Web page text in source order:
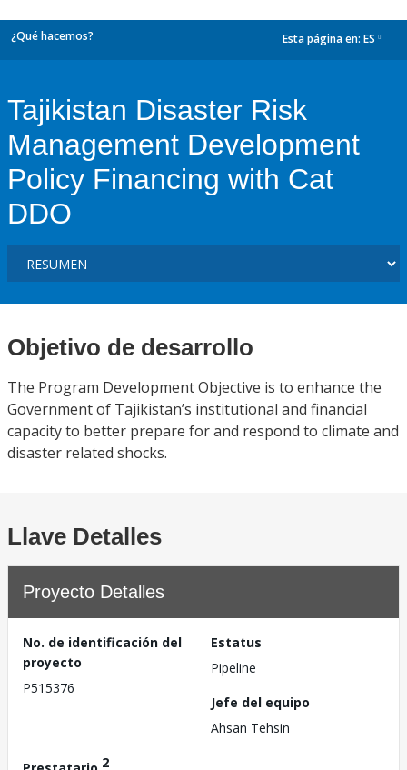
¿Qué hacemos? Esta página en: ES
Tajikistan Disaster Risk
Management Development
Policy Financing with Cat
DDO
Objetivo de desarrollo
The Program Development Objective is to enhance the
Government of Tajikistan’s institutional and financial
capacity to better prepare for and respond to climate and
disaster related shocks.
Llave Detalles
Proyecto Detalles
No. de identificación del
proyecto
P515376
Estatus
Pipeline
Jefe del equipo
Ahsan Tehsin
2